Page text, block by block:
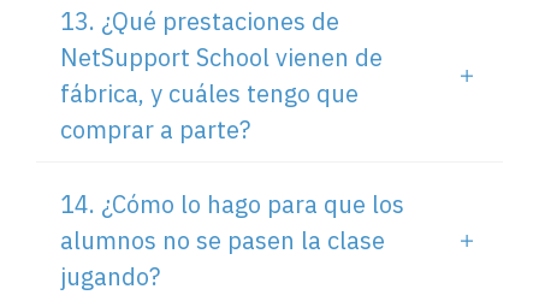
13. ¿Qué prestaciones de
NetSupport School vienen de
fábrica, y cuáles tengo que
comprar a parte?
14. ¿Cómo lo hago para que los
alumnos no se pasen la clase
jugando?